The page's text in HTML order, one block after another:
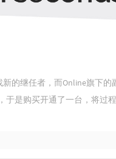
的继任者，而Online旗下的
于是购买开通了一台，将过